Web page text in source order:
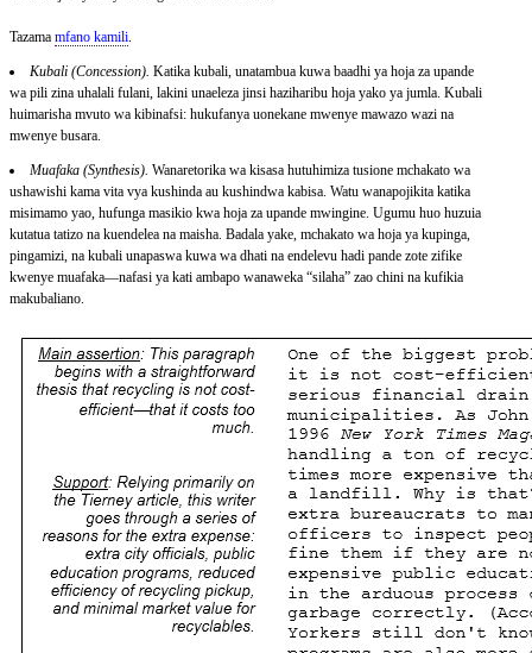
Tazama mfano kamili.
Kubali (Concession). Katika kubali, unatambua kuwa baadhi ya hoja za upande
wa pili zina uhalali fulani, lakini unaeleza jinsi haziharibu hoja yako ya jumla. Kubali
huimarisha mvuto wa kibinafsi: hukufanya uonekane mwenye mawazo wazi na
mwenye busara.
Muafaka (Synthesis). Wanaretorika wa kisasa hutuhimiza tusione mchakato wa
ushawishi kama vita vya kushinda au kushindwa kabisa. Watu wanapojikita katika
misimamo yao, hufunga masikio kwa hoja za upande mwingine. Ugumu huo huzuia
kutatua tatizo na kuendelea na maisha. Badala yake, mchakato wa hoja ya kupinga,
pingamizi, na kubali unapaswa kuwa wa dhati na endelevu hadi pande zote zifike
kwenye muafaka—nafasi ya kati ambapo wanaweka “silaha” zao chini na kufikia
makubaliano.